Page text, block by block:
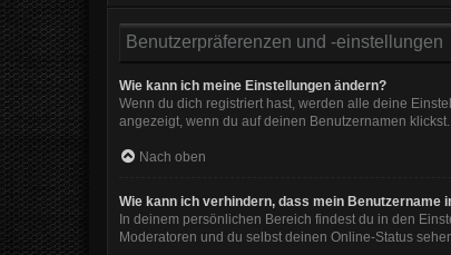
Benutzerpräferenzen und -einstellungen
Wie kann ich meine Einstellungen ändern?
Wenn du dich registriert hast, werden alle deine
angezeigt, wenn du auf deinen Benutzernamen
Nach oben
Wie kann ich verhindern, dass mein Benutzername
In deinem persönlichen Bereich findest du in den
Moderatoren und du selbst deinen Online-Status